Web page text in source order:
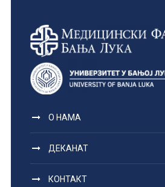
О НАМА
ДЕКАНАТ
КОНТАКТ